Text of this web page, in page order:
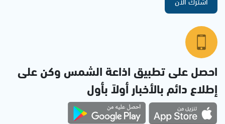
احصل على تطبيق اذاعة الشمس وكن على
إطلاع دائم بالأخبار أولاً بأول